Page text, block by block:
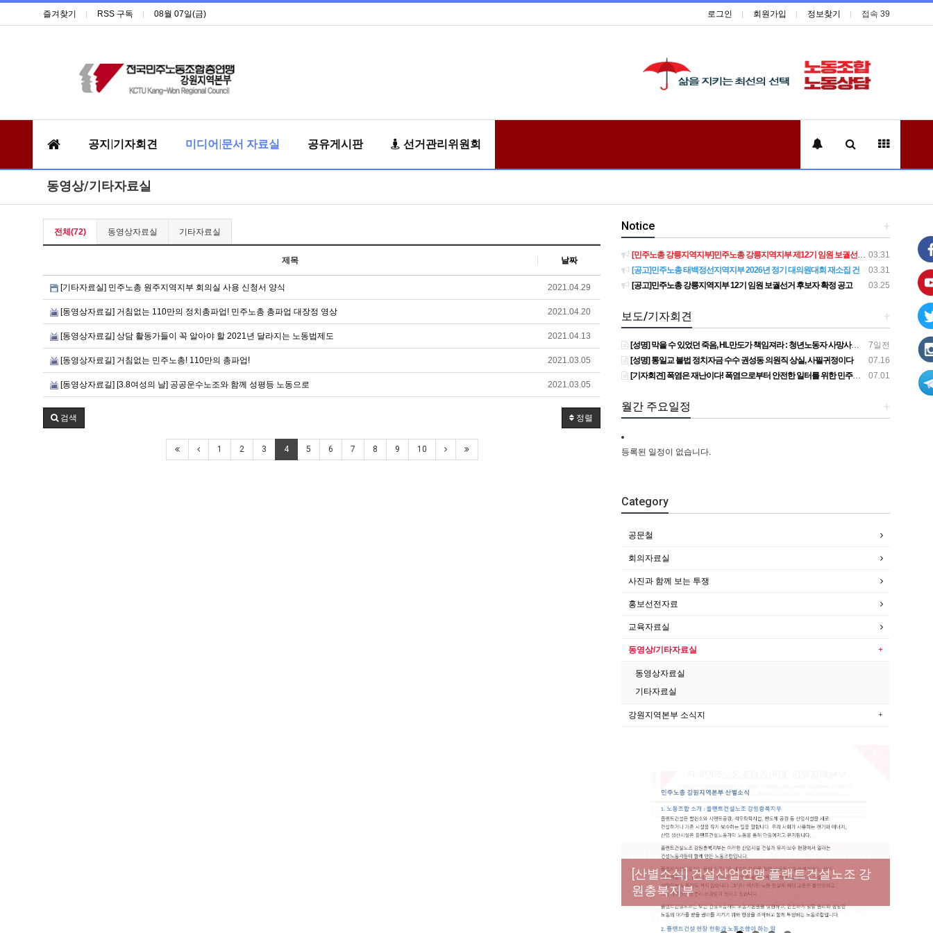
즐겨찾기 RSS 구독 08월 07일(금) 로그인 회원가입 정보찾기 접속 39
공지|기자회견 미디어|문서 자료실 공유게시판 선거관리위원회
동영상/기타자료실
전체(72) 동영상자료실 기타자료실
제목 날짜
[기타자료실] 민주노총 원주지역지부 회의실 사용 신청서 양식 2021.04.29
[동영상자료길] 거침없는 110만의 정치총파업! 민주노총 총파업 대장정 영상 2021.04.20
[동영상자료길] 상담 활동가들이 꼭 알아야 할 2021년 달라지는 노동법제도 2021.04.13
[동영상자료길] 거침없는 민주노총! 110만의 총파업! 2021.03.05
[동영상자료길] [3.8여성의 날] 공공운수노조와 함께 성평등 노동으로 2021.03.05
정렬
검색
1 2 3 4 5 6 7 8 9 10
+
Notice
03.31
[민주노총 강릉지역지부]민주노총 강릉지역지부 제12기 임원 보궐선거결과 공고
03.31
[공고]민주노총 태백정선지역지부 2026년 정기 대의원대회 재소집 건
03.25
[공고]민주노총 강릉지역지부 12기 임원 보궐선거 후보자 확정 공고
+
보도/기자회견
7일전
[성명] 막을 수 있었던 죽음, HL만도가 책임져라 : 청년노동자 사망사고의 철저한 진상규명과 재발방지 대책 마련하라
07.16
[성명] 통일교 불법 정치자금 수수 권성동 의원직 상실, 사필귀정이다
07.01
[기자회견] 폭염은 재난이다! 폭염으로부터 안전한 일터를 위한 민주노총 강원지역본부 폭염감시단 선포 기자회견
+
월간 주요일정
등록된 일정이 없습니다.
Category
공문철
회의자료실
사진과 함께 보는 투쟁
홍보선전자료
교육자료실
동영상/기타자료실
동영상자료실
기타자료실
강원지역본부 소식지
[성명] 막을 수 있었던 죽음, HL만도가 책임져
라 : 청년노동자 사망사고의 철저한 진상규명
과 재발방지 대책 마련하라
[산별소식] 건설산업연맹 플랜트건설노조 강
원충북지부
[강릉,속초,원주,춘천] 폭염감시단 사업 이모저
모
[조합원☆인터뷰] 서비스연맹 전국학교비정
규직노동조합 강원지부 김유미 춘천지회장
[본부소식] 강원지역 노동자 합창단 모임